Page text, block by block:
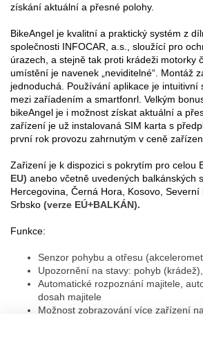
získání aktuální a přesné polohy.
BikeAngel je kvalitní a praktický systém z
společnosti INFOCAR, a.s., sloužící pro
úrazech, a stejně tak proti krádeži motorky
umístění je navenek „neviditelné“. Montáž
jednoduchá. Používání aplikace je intuitivní
mezi zaříadením a smartfonrl. Velkým
bikeAngel je i možnost získat aktuální a
zařízení je už instalovaná SIM karta s
první rok provozu zahrnutým v ceně
Zařizení je k dispozici s pokrytím pro celou
EU) anebo včetně uvedených balkánských
Hercegovina, Černá Hora, Kosovo, Severní
Srbsko (verze EÚ+BALKÁN).
Funkce:
Senzor pohybu a otřesu
Upozornění na stavy: pohyb
Automatické rozpoznání majitele,
dosah majitele
Možnost zobrazování více zařízení